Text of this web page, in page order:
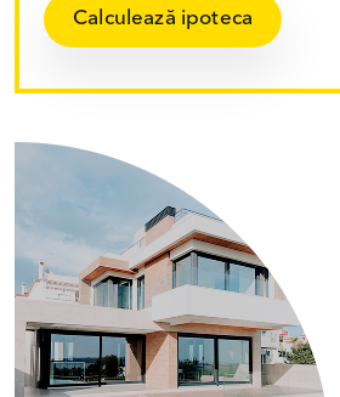
Calculează ipoteca